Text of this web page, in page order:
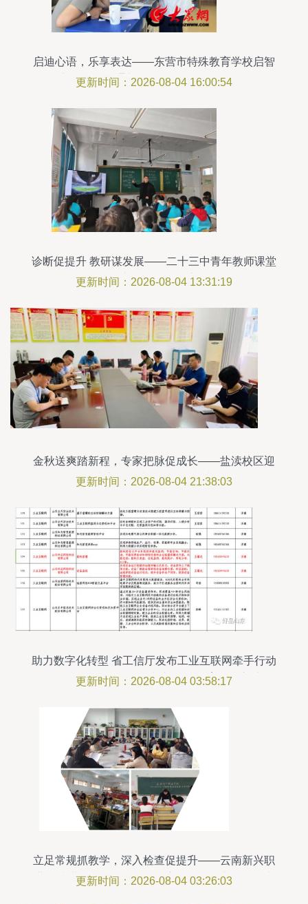
启迪心语，乐享表达——东营市特殊教育学校启智
部第二届沟通与说话测评活动顺利开展
更新时间：2026-08-04 16:00:54
诊断促提升 教研谋发展——二十三中青年教师课堂
诊断教研活动纪实
更新时间：2026-08-04 13:31:19
金秋送爽踏新程，专家把脉促成长——盐渎校区迎
接市教科院开学工作检查
更新时间：2026-08-04 21:38:03
助力数字化转型 省工信厅发布工业互联网牵手行动
供需导向目录，“好品山东”多项教育服务入选
更新时间：2026-08-04 03:58:17
立足常规抓教学，深入检查促提升——云南新兴职
业学院进行2020-2021学年度下学期期中教学检查
更新时间：2026-08-04 03:26:03